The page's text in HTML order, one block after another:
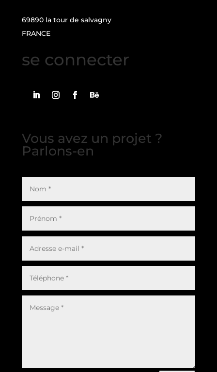
69890 la tour de salvagny
FRANCE
se connecter
Vous avez un projet ?
Parlons-en